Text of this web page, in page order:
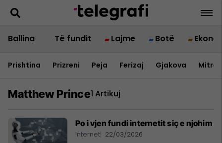
Ballina Të fundit Lajme Botë
Prishtina Prizreni Peja Ferizaj Gjakova
Matthew Prince1 Artikuj
Po i vjen fundi internetit siç e njohim
Internet 22/03/2026